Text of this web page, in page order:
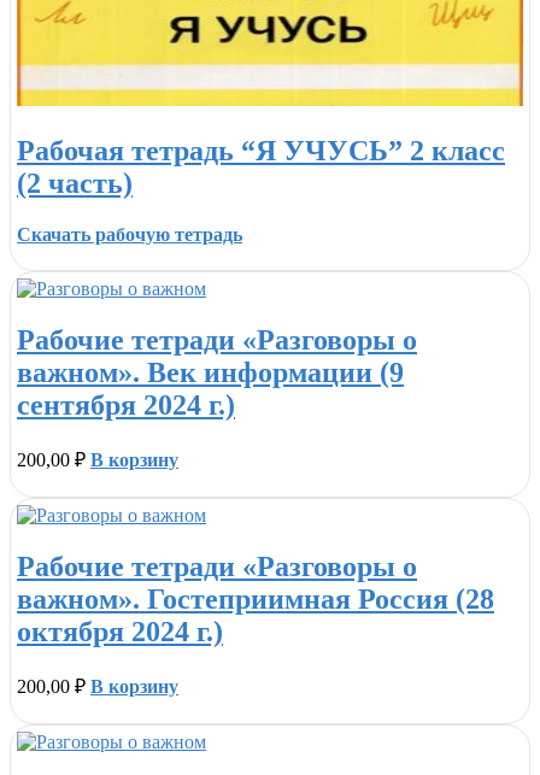
Рабочая тетрадь “Я УЧУСЬ” 2 класс
(2 часть)
Скачать рабочую тетрадь
Рабочие тетради «Разговоры о
важном». Век информации (9
сентября 2024 г.)
200,00 ₽ В корзину
Рабочие тетради «Разговоры о
важном». Гостеприимная Россия (28
октября 2024 г.)
200,00 ₽ В корзину